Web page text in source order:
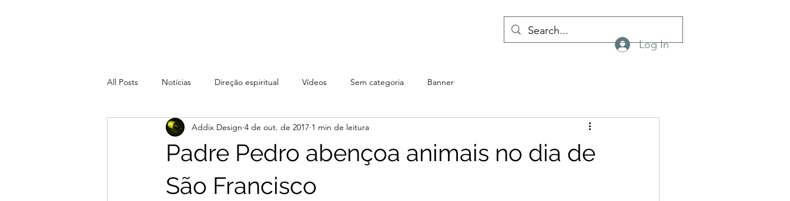
Log In
All Posts Notícias Direção espiritual Vídeos Sem categoria Banner
Padre Pedro abençoa animais no dia de
São Francisco
Addix Design 4 de out. de 2017 1 min de leitura